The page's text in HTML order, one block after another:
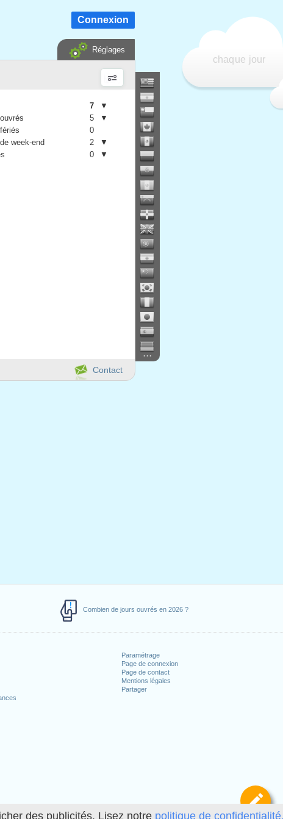
des publicités. Lisez notre politique de
Combien de jours ouvrés en 2026 ?
Paramétrage
Page de connexion
Page de contact
Mentions légales
Partager
chaque jour
Connexion
Réglages
...
Contact
7
▼
5
▼
0
week-end
2
▼
0 ▼